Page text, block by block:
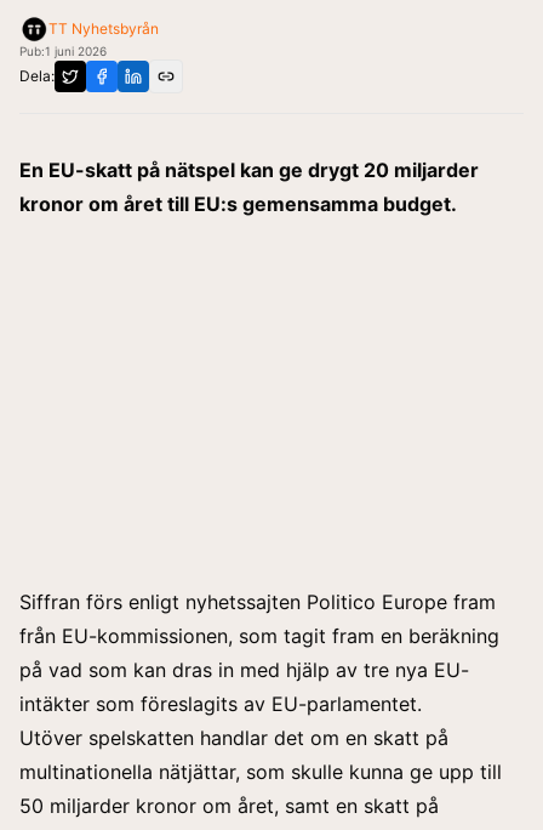
TT Nyhetsbyrån
Pub:1 juni 2026
Dela:
En EU-skatt på nätspel kan ge drygt 20 miljarder
kronor om året till EU:s gemensamma budget.
Siffran förs enligt nyhetssajten Politico Europe fram
från EU-kommissionen, som tagit fram en beräkning
på vad som kan dras in med hjälp av tre nya EU-
intäkter som föreslagits av EU-parlamentet.
Utöver spelskatten handlar det om en skatt på
multinationella nätjättar, som skulle kunna ge upp till
50 miljarder kronor om året, samt en skatt på